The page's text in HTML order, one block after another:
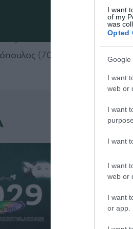
I want
of my
was
Opted
Google
I want
web or
I want
I want
I want
web or
I want
or app.
Γκόλτσιος, Ψοφάκης,
(70’ Σκρέτας),